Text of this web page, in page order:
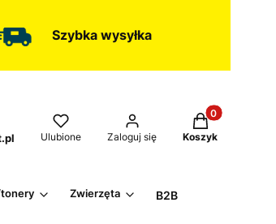
Szybka wysyłka
Ulubione Zaloguj się
Produkty w
Koszyk
Zwierzęta B2B